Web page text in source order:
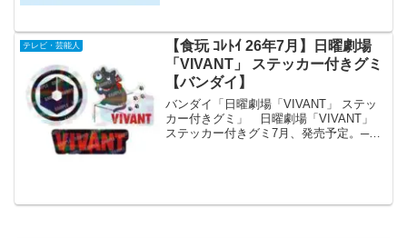
テレビ・芸能人
【食玩 ｺﾚﾄｲ 26年7月】日曜劇場
「VIVANT」 ステッカー付きグミ
【バンダイ】
バンダイ「日曜劇場「VIVANT」 ステッ
カー付きグミ」 日曜劇場「VIVANT」
ステッカー付きグミ7月、発売予定。──